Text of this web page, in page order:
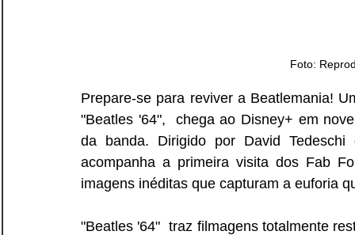
Foto:
Prepare-se para reviver a Beatlemania!
"Beatles '64",  chega ao Disney+ em
da banda. Dirigido por David
acompanha a primeira visita dos Fab
imagens inéditas que capturam a euforia
"Beatles '64"  traz filmagens totalmente